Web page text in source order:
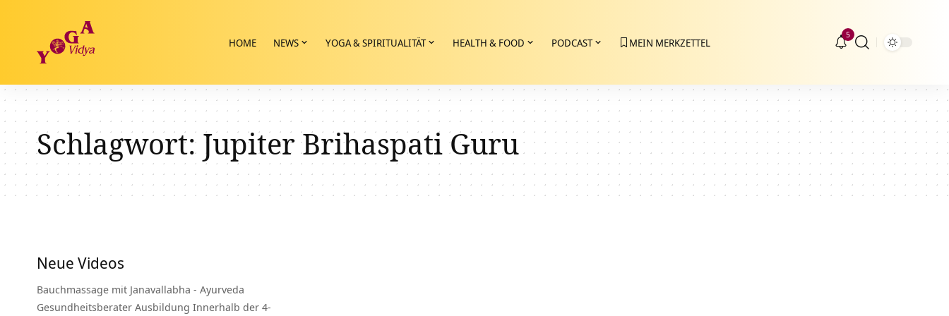
HOME NEWS YOGA & SPIRITUALITÄT HEALTH & FOOD PODCAST MEIN MERKZETTEL
5
Schlagwort:Jupiter Brihaspati Guru
Neue Videos
Bauchmassage mit Janavallabha - Ayurveda
Gesundheitsberater Ausbildung Innerhalb der 4-